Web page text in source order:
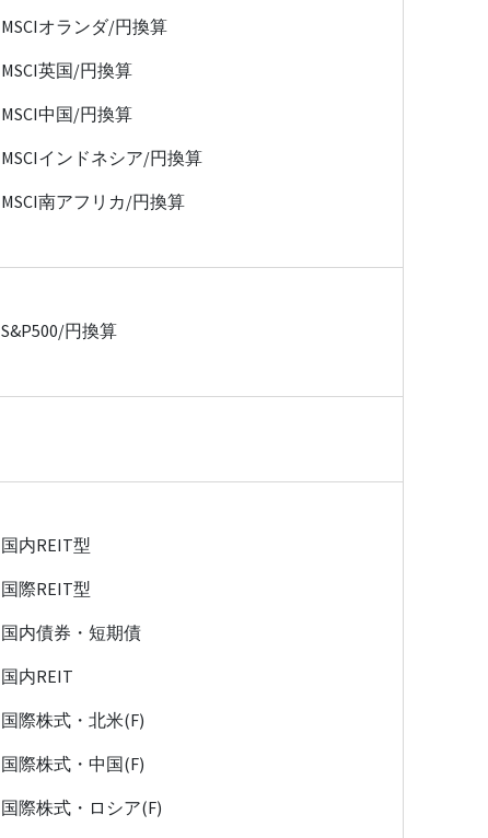
MSCIオランダ/円換算
MSCI英国/円換算
MSCI中国/円換算
MSCIインドネシア/円換算
MSCI南アフリカ/円換算
S&P500/円換算
国内REIT型
国際REIT型
国内債券・短期債
国内REIT
国際株式・北米(F)
国際株式・中国(F)
国際株式・ロシア(F)